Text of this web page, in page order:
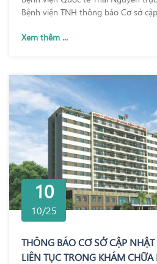
Bệnh viện TNH thông báo Cơ sở
Xem thêm ...
10
10/25
THÔNG BÁO CƠ SỞ CẬP
LIÊN TỤC TRONG KHÁM CHỮA